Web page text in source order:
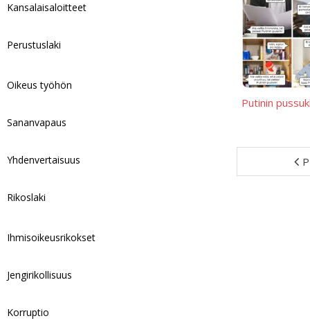
Putinin
Kansalaisaloitteet
Perustuslaki
Oikeus työhön
Sananvapaus
Yhdenvertaisuus
Rikoslaki
Ihmisoikeusrikokset
Jengirikollisuus
Korruptio